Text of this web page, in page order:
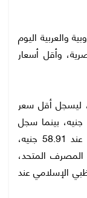
والعربية اليوم
وأقل أسعار
ليسجل أقل سعر
للبيع في البنك الأهلي المصري عند 58.27 جنيه، بينما سجل
أعلى سعر للبيع في البنك الافريقي الدولي عند 58.91 جنيه،
عند 52.6 جنيه في المصرف المتحد،
الإسلامي عند